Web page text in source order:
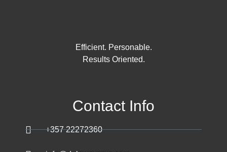
Efficient. Personable.
Results Oriented.
Contact Info
+357 22272360